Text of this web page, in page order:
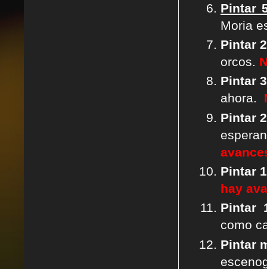
Pintar
Moria
Pintar
orcos.
Pintar
ahora.
Pintar
Pintar
hay
Pintar
como
Pintar